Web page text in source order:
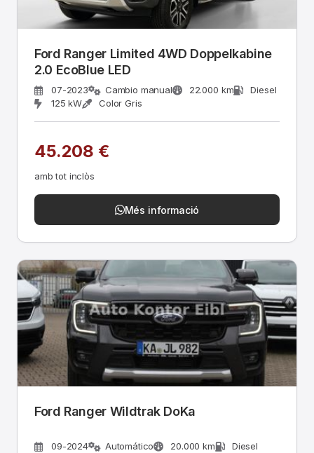
Ford Ranger Limited 4WD Doppelkabine
2.0 EcoBlue LED
07-2023 Cambio manual 22.000 km
Diesel
125 kW
Color Gris
45.208 €
amb tot inclòs
Més informació
Ford Ranger Wildtrak DoKa
09-2024 Automático 20.000 km
Diesel